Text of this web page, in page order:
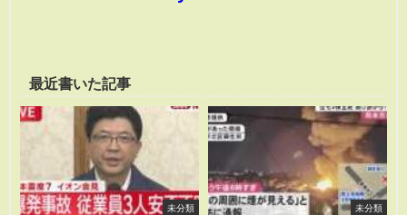
最近書いた記事
未分類 未分類